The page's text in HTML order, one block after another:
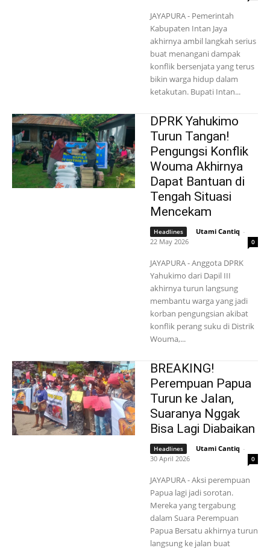
JAYAPURA - Pemerintah
Kabupaten Intan Jaya
akhirnya ambil langkah serius
buat menangani dampak
konflik bersenjata yang terus
bikin warga hidup dalam
ketakutan. Bupati Intan...
DPRK Yahukimo
Turun Tangan!
Pengungsi Konflik
Wouma Akhirnya
Dapat Bantuan di
Tengah Situasi
Mencekam
Headlines Utami Cantiq -
22 May 2026
0
JAYAPURA - Anggota DPRK
Yahukimo dari Dapil III
akhirnya turun langsung
membantu warga yang jadi
korban pengungsian akibat
konflik perang suku di Distrik
Wouma,...
BREAKING!
Perempuan Papua
Turun ke Jalan,
Suaranya Nggak
Bisa Lagi Diabaikan
Headlines Utami Cantiq -
30 April 2026
0
JAYAPURA - Aksi perempuan
Papua lagi jadi sorotan.
Mereka yang tergabung
dalam Suara Perempuan
Papua Bersatu akhirnya turun
langsung ke jalan buat